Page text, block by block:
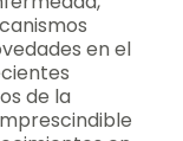
en el
de la